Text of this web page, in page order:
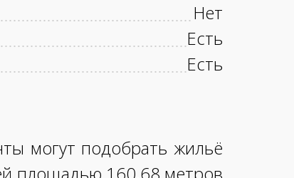
Нет
Есть
Есть
могут подобрать жильё